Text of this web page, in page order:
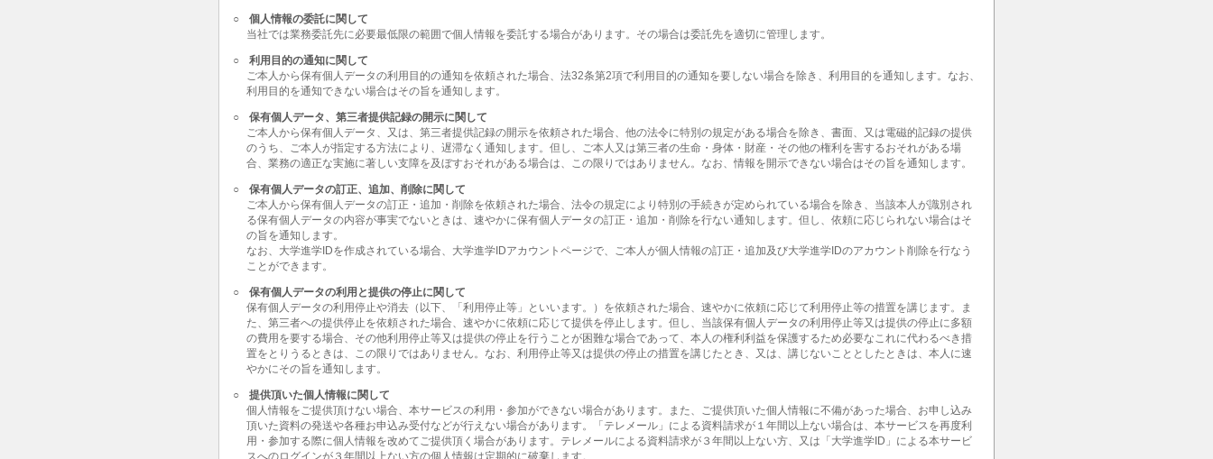
○
個人情報の委託に関して
当社では業務委託先に必要最低限の範囲で個人情報を委託する場合があります。その場合は委託先を適切に管理します。
○
利用目的の通知に関して
ご本人から保有個人データの利用目的の通知を依頼された場合、法32条第2項で利用目的の通知を要しない場合を除き、利用目的を通知します。なお、
利用目的を通知できない場合はその旨を通知します。
○
保有個人データ、第三者提供記録の開示に関して
ご本人から保有個人データ、又は、第三者提供記録の開示を依頼された場合、他の法令に特別の規定がある場合を除き、書面、又は電磁的記録の提供
のうち、ご本人が指定する方法により、遅滞なく通知します。但し、ご本人又は第三者の生命・身体・財産・その他の権利を害するおそれがある場
合、業務の適正な実施に著しい支障を及ぼすおそれがある場合は、この限りではありません。なお、情報を開示できない場合はその旨を通知します。
○
保有個人データの訂正、追加、削除に関して
ご本人から保有個人データの訂正・追加・削除を依頼された場合、法令の規定により特別の手続きが定められている場合を除き、当該本人が識別され
る保有個人データの内容が事実でないときは、速やかに保有個人データの訂正・追加・削除を行ない通知します。但し、依頼に応じられない場合はそ
の旨を通知します。
なお、大学進学IDを作成されている場合、大学進学IDアカウントページで、ご本人が個人情報の訂正・追加及び大学進学IDのアカウント削除を行なう
ことができます。
○
保有個人データの利用と提供の停止に関して
保有個人データの利用停止や消去（以下、「利用停止等」といいます。）を依頼された場合、速やかに依頼に応じて利用停止等の措置を講じます。ま
た、第三者への提供停止を依頼された場合、速やかに依頼に応じて提供を停止します。但し、当該保有個人データの利用停止等又は提供の停止に多額
の費用を要する場合、その他利用停止等又は提供の停止を行うことが困難な場合であって、本人の権利利益を保護するため必要なこれに代わるべき措
置をとりうるときは、この限りではありません。なお、利用停止等又は提供の停止の措置を講じたとき、又は、講じないこととしたときは、本人に速
やかにその旨を通知します。
○
提供頂いた個人情報に関して
個人情報をご提供頂けない場合、本サービスの利用・参加ができない場合があります。また、ご提供頂いた個人情報に不備があった場合、お申し込み
頂いた資料の発送や各種お申込み受付などが行えない場合があります。「テレメール」による資料請求が１年間以上ない場合は、本サービスを再度利
用・参加する際に個人情報を改めてご提供頂く場合があります。テレメールによる資料請求が３年間以上ない方、又は「大学進学ID」による本サービ
スへのログインが３年間以上ない方の個人情報は定期的に破棄します。